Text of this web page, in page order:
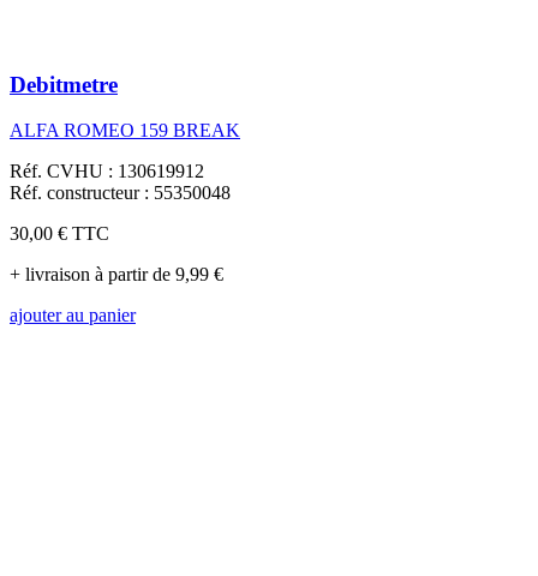
Debitmetre
ALFA ROMEO 159 BREAK
Réf. CVHU : 130619912
Réf. constructeur : 55350048
30,00 € TTC
+ livraison à partir de 9,99 €
ajouter au panier